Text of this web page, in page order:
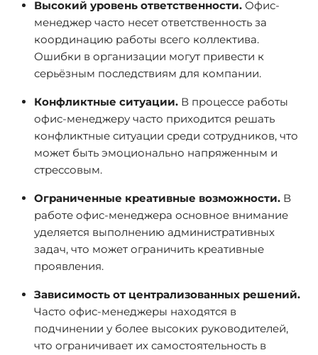
Высокий уровень ответственности. Офис-
менеджер часто несет ответственность за
координацию работы всего коллектива.
Ошибки в организации могут привести к
серьёзным последствиям для компании.
Конфликтные ситуации. В процессе работы
офис-менеджеру часто приходится решать
конфликтные ситуации среди сотрудников, что
может быть эмоционально напряженным и
стрессовым.
Ограниченные креативные возможности. В
работе офис-менеджера основное внимание
уделяется выполнению административных
задач, что может ограничить креативные
проявления.
Зависимость от централизованных решений.
Часто офис-менеджеры находятся в
подчинении у более высоких руководителей,
что ограничивает их самостоятельность в